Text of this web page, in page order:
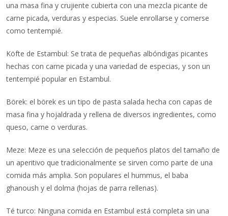
una masa fina y crujiente cubierta con una mezcla picante de
carne picada, verduras y especias. Suele enrollarse y comerse
como tentempié.
Köfte de Estambul: Se trata de pequeñas albóndigas picantes
hechas con carne picada y una variedad de especias, y son un
tentempié popular en Estambul.
Börek: el börek es un tipo de pasta salada hecha con capas de
masa fina y hojaldrada y rellena de diversos ingredientes, como
queso, carne o verduras.
Meze: Meze es una selección de pequeños platos del tamaño de
un aperitivo que tradicionalmente se sirven como parte de una
comida más amplia. Son populares el hummus, el baba
ghanoush y el dolma (hojas de parra rellenas).
Té turco: Ninguna comida en Estambul está completa sin una